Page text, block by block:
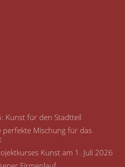
Kunst für den Stadtteil
perfekte Mischung für das
Kunst am 1. Juli 2026